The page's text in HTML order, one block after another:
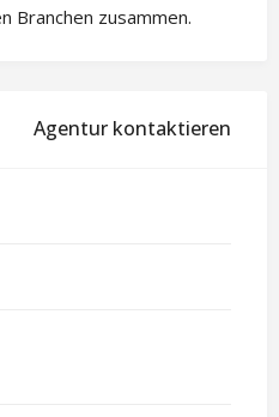
Branchen zusammen.
Agentur kontaktieren